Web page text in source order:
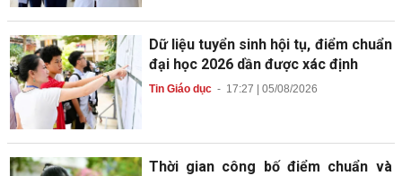
Dữ liệu tuyển sinh hội tụ, điểm chuẩn
đại học 2026 dần được xác định
Tin Giáo dục- 17:27 | 05/08/2026
Thời gian công bố điểm chuẩn và